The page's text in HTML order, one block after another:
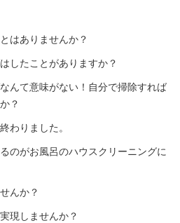
はありませんか？
したことがありますか？
んて意味がない！自分で掃除すれば
？
わりました。
のがお風呂のハウスクリーニングに
んか？
現しませんか？